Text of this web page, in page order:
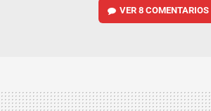
VER8 COMENTARIOS